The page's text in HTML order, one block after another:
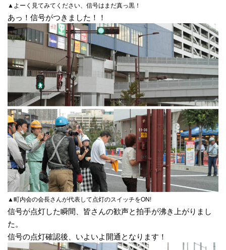
▲よーく見てみてください、信号はまだ真っ黒！
あっ！信号がつきました！！
▲町内会の会長さんが代表して点灯のスイッチをON!
信号が点灯した瞬間、皆さんの歓声と拍手が沸き上がりまし
た。
信号の点灯確認後、いよいよ開通となります！